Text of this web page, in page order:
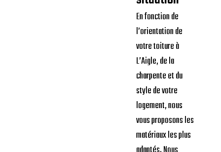
fenêtres de toit.
Des
matériaux
adaptés à
chaque
situation
En fonction de
l’orientation de
votre toiture à